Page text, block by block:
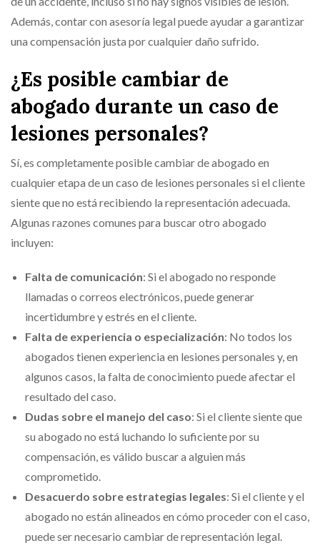
Además, contar con asesoría legal puede ayudar a garantizar
una compensación justa por cualquier daño sufrido.
¿Es posible cambiar de
abogado durante un caso de
lesiones personales?
Sí, es completamente posible cambiar de abogado en
cualquier etapa de un caso de lesiones personales si el cliente
siente que no está recibiendo la representación adecuada.
Algunas razones comunes para buscar otro abogado
incluyen:
Falta de comunicación: Si el abogado no responde
llamadas o correos electrónicos, puede generar
incertidumbre y estrés en el cliente.
Falta de experiencia o especialización: No todos los
abogados tienen experiencia en lesiones personales y, en
algunos casos, la falta de conocimiento puede afectar el
resultado del caso.
Dudas sobre el manejo del caso: Si el cliente siente que
su abogado no está luchando lo suficiente por su
compensación, es válido buscar a alguien más
comprometido.
Desacuerdo sobre estrategias legales: Si el cliente y el
abogado no están alineados en cómo proceder con el caso,
puede ser necesario cambiar de representación legal.